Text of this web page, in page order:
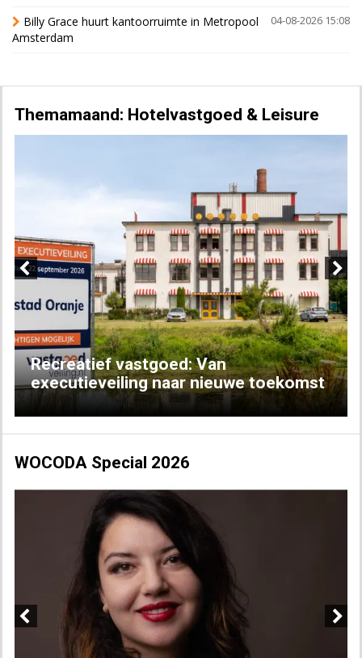
04-08-2026 15:08
Billy Grace huurt kantoorruimte in Metropool
Amsterdam
Themamaand: Hotelvastgoed & Leisure
Recreatief vastgoed: Van
executieveiling naar nieuwe toekomst
Next
WOCODA Special 2026